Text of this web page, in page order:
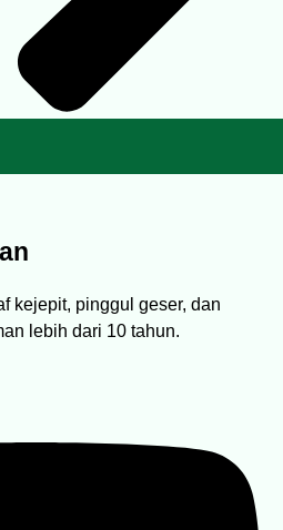
kejepit, pinggul geser, dan
lebih dari 10 tahun.